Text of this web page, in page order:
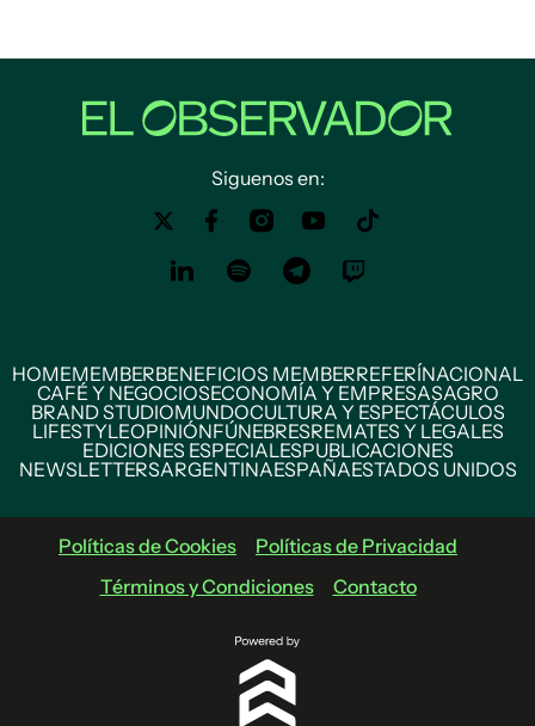
Siguenos en:
HOMEMEMBERBENEFICIOS MEMBERREFERÍNACIONAL
CAFÉ Y NEGOCIOSECONOMÍA Y EMPRESASAGRO
BRAND STUDIOMUNDOCULTURA Y ESPECTÁCULOS
LIFESTYLEOPINIÓNFÚNEBRESREMATES Y LEGALES
EDICIONES ESPECIALESPUBLICACIONES
NEWSLETTERSARGENTINAESPAÑAESTADOS UNIDOS
Políticas de Cookies
Políticas de Privacidad
Términos y Condiciones
Contacto